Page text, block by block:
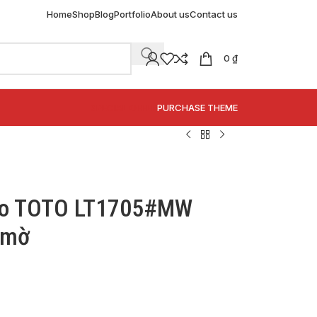
HomeShopBlogPortfolioAbout usContact us
0 ₫
PURCHASE THEME
TOTO LT1705#MW